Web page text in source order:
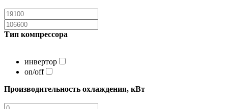
Тип компрессора
инвертор
on/off
Производительность охлаждения, кВт